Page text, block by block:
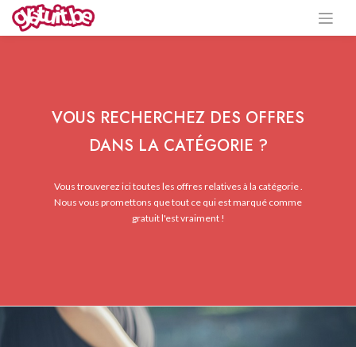
VOUS RECHERCHEZ DES OFFRES
DANS LA CATÉGORIE ?
Vous trouverez ici toutes les offres relatives à la catégorie .
Nous vous promettons que tout ce qui est marqué comme
gratuit l'est vraiment !